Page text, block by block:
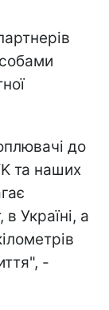
до
та наших
Україні, а
-